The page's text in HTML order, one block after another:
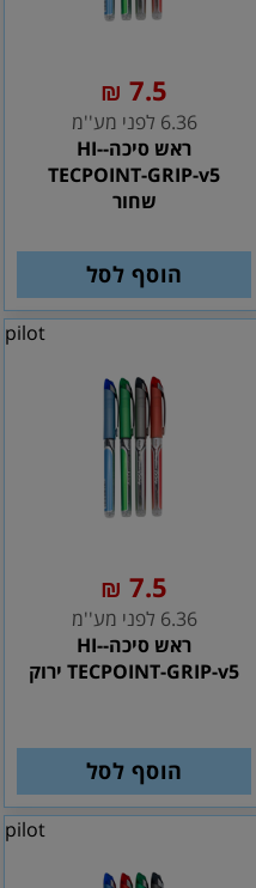
7.5
₪
6.36 לפני מע''מ
ראש סיכה-HI-
TECPOINT-GRIP-v5
שחור
הוסף לסל
pilot
7.5
₪
6.36 לפני מע''מ
ראש סיכה-HI-
TECPOINT-GRIP-v5 ירוק
הוסף לסל
pilot